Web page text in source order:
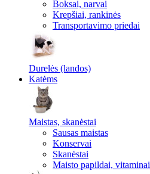
Boksai, narvai
Krepšiai, rankinės
Transportavimo priedai
Durelės (landos)
Katėms
Maistas, skanėstai
Sausas maistas
Konservai
Skanėstai
Maisto papildai, vitaminai